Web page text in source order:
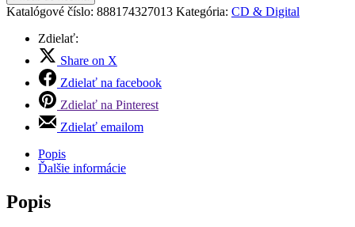
Katalógové číslo: 888174327013 Kategória: CD & Digital
Zdielať:
Share on X
Zdielať na facebook
Zdielať na Pinterest
Zdielať emailom
Popis
Ďalšie informácie
Popis